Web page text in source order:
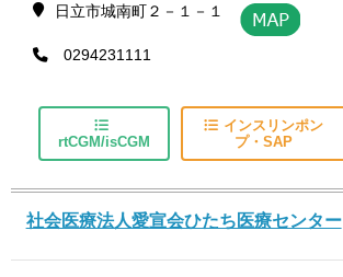
日立市城南町２－１－１
0294231111
rtCGM/isCGM
インスリンポン
プ・SAP
社会医療法人愛宣会ひたち医療センター